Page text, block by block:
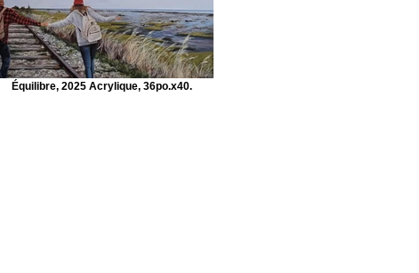
Équilibre, 2025 Acrylique, 36po.x40.